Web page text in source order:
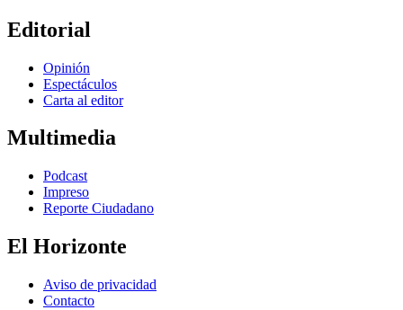
Editorial
Opinión
Espectáculos
Carta al editor
Multimedia
Podcast
Impreso
Reporte Ciudadano
El Horizonte
Aviso de privacidad
Contacto